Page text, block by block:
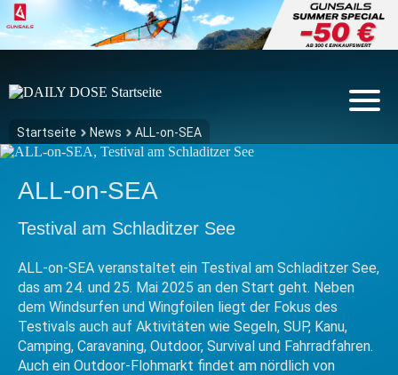
Startseite News ALL-on-SEA
ALL-on-SEA
Testival am Schladitzer See
ALL-on-SEA veranstaltet ein Testival am Schladitzer See,
das am 24. und 25. Mai 2025 an den Start geht. Neben
dem Windsurfen und Wingfoilen liegt der Fokus des
Testivals auch auf Aktivitäten wie Segeln, SUP, Kanu,
Camping, Caravaning, Outdoor, Survival und Fahrradfahren.
Auch ein Outdoor-Flohmarkt findet am nördlich von